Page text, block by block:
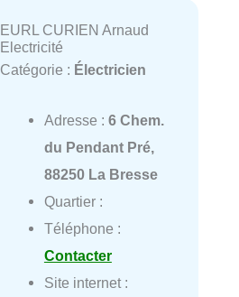
EURL CURIEN Arnaud
Electricité
Catégorie : Électricien
Adresse : 6 Chem.
du Pendant Pré,
88250 La Bresse
Quartier :
Téléphone :
Contacter
Site internet :